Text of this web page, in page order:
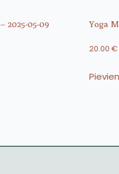
2025-05-09 Yoga
20.00€